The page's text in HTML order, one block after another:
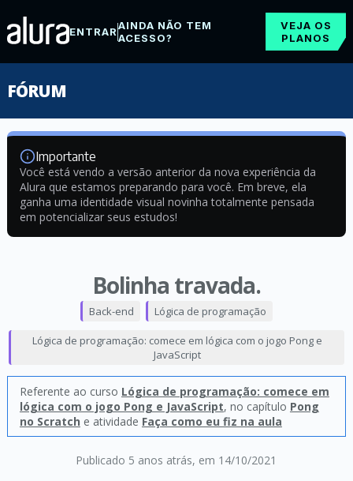
ENTRARAINDA NÃO TEM
ACESSO?
VEJA OS
PLANOS
FÓRUM
Importante
Você está vendo a versão anterior da nova experiência da
Alura que estamos preparando para você. Em breve, ela
ganha uma identidade visual novinha totalmente pensada
em potencializar seus estudos!
Bolinha travada.
Publicado 5 anos atrás, em 14/10/2021
Back-end Lógica de programação
Lógica de programação: comece em lógica com o jogo Pong e
JavaScript
Referente ao curso Lógica de programação: comece em
lógica com o jogo Pong e JavaScript, no capítulo Pong
no Scratch e atividade Faça como eu fiz na aula